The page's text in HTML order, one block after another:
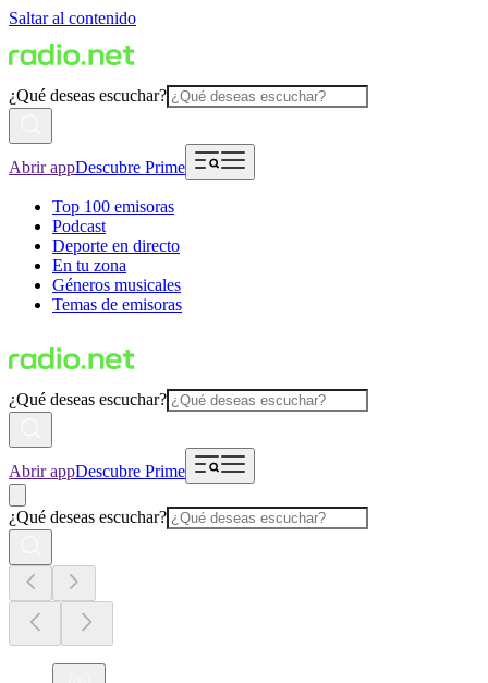
Saltar al contenido
¿Qué deseas escuchar?
Abrir appDescubre Prime
Top 100 emisoras
Podcast
Deporte en directo
En tu zona
Géneros musicales
Temas de emisoras
¿Qué deseas escuchar?
Abrir appDescubre Prime
¿Qué deseas escuchar?